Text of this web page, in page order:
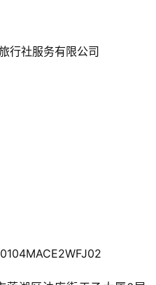
行社服务有限公司